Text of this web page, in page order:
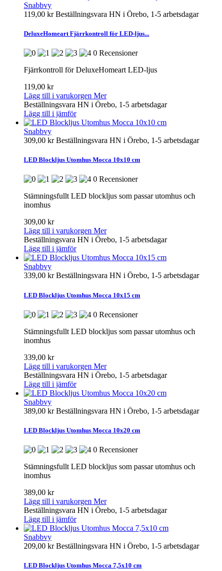
Snabbvy
119,00 krBeställningsvara HN i Örebo, 1-5 arbetsdagar
DeluxeHomeart Fjärrkontroll för LED-ljus...
0 Recensioner
Fjärrkontroll för DeluxeHomeart LED-ljus
119,00 kr
Lägg till i varukorgen Mer
Beställningsvara HN i Örebo, 1-5 arbetsdagar
Lägg till i jämför
Snabbvy
309,00 krBeställningsvara HN i Örebo, 1-5 arbetsdagar
LED Blockljus Utomhus Mocca 10x10 cm
0 Recensioner
Stämningsfullt LED blockljus som passar utomhus och
inomhus
309,00 kr
Lägg till i varukorgen Mer
Beställningsvara HN i Örebo, 1-5 arbetsdagar
Lägg till i jämför
Snabbvy
339,00 krBeställningsvara HN i Örebo, 1-5 arbetsdagar
LED Blockljus Utomhus Mocca 10x15 cm
0 Recensioner
Stämningsfullt LED blockljus som passar utomhus och
inomhus
339,00 kr
Lägg till i varukorgen Mer
Beställningsvara HN i Örebo, 1-5 arbetsdagar
Lägg till i jämför
Snabbvy
389,00 krBeställningsvara HN i Örebo, 1-5 arbetsdagar
LED Blockljus Utomhus Mocca 10x20 cm
0 Recensioner
Stämningsfullt LED blockljus som passar utomhus och
inomhus
389,00 kr
Lägg till i varukorgen Mer
Beställningsvara HN i Örebo, 1-5 arbetsdagar
Lägg till i jämför
Snabbvy
209,00 krBeställningsvara HN i Örebo, 1-5 arbetsdagar
LED Blockljus Utomhus Mocca 7,5x10 cm